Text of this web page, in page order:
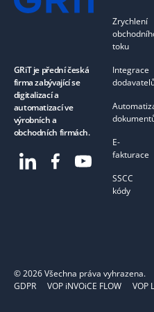
GRiT je přední česká
firma zabývající se
digitalizací a
automatizací ve
výrobních a
obchodních firmách.
Zrychlení
toku
Integrace
E-
fakturace
SSCC
kódy
©2026Všechna práva vyhrazena.
GDPR
VOP iNVOiCE FLOW VOP